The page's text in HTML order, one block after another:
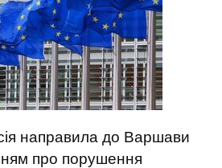
направила до Варшави
про порушення